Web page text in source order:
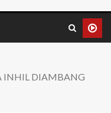
INHIL DIAMBANG